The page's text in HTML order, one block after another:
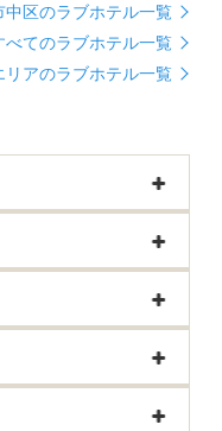
中区のラブホテル一覧
べてのラブホテル一覧
アのラブホテル一覧